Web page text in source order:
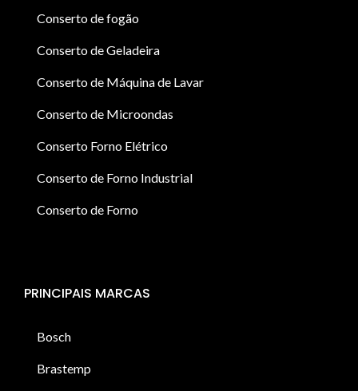
Conserto de fogão
Conserto de Geladeira
Conserto de Máquina de Lavar
Conserto de Microondas
Conserto Forno Elétrico
Conserto de Forno Industrial
Conserto de Forno
PRINCIPAIS MARCAS
Bosch
Brastemp